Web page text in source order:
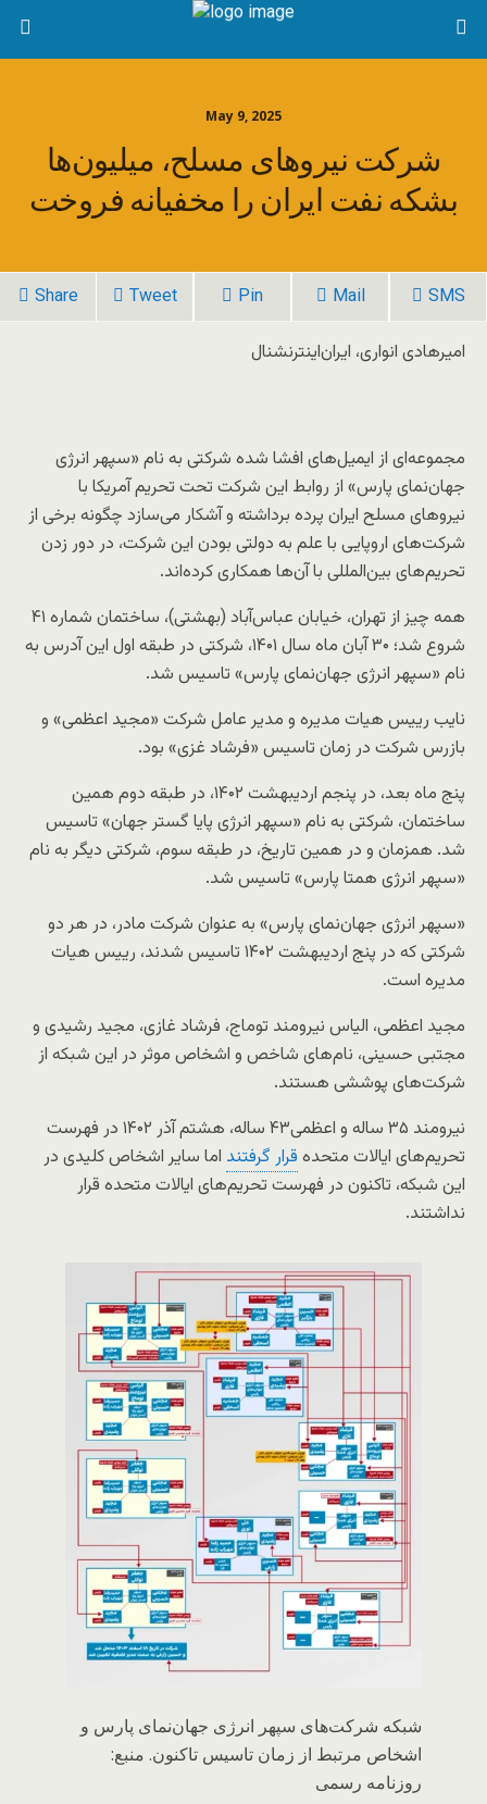
May 9, 2025
شرکت نیروهای مسلح، میلیون‌ها
بشکه نفت ایران را مخفیانه فروخت
Share Tweet Pin Mail SMS
امیرهادی انواری، ایران‌اینترنشنال
مجموعه‌ای از ایمیل‌های افشا شده شرکتی به نام «سپهر انرژی
جهان‌نمای پارس» از روابط این شرکت تحت تحریم آمریکا با
نیروهای مسلح ایران پرده برداشته و آشکار می‌سازد چگونه برخی از
شرکت‌های اروپایی با علم به دولتی بودن این شرکت‌، در دور زدن
تحریم‌های بین‌المللی با آن‌ها همکاری کرده‌اند.
همه چیز از تهران، خیابان عباس‌آباد (بهشتی)، ساختمان شماره ۴۱
شروع شد؛ ۳۰ آبان ماه سال ۱۴۰۱، شرکتی در طبقه اول این آدرس به
نام «سپهر انرژی جهان‌نمای پارس» تاسیس شد.
نایب رییس هیات مدیره و مدیر عامل شرکت «مجید اعظمی» و
بازرس شرکت در زمان تاسیس «فرشاد غزی» بود.
پنج ماه بعد، در پنجم اردیبهشت ۱۴۰۲، در طبقه دوم همین
ساختمان، شرکتی به نام «سپهر انرژی پایا گستر جهان» تاسیس
شد. همزمان و در همین تاریخ، در طبقه سوم، شرکتی دیگر به نام
«سپهر انرژی همتا پارس» تاسیس شد.
«سپهر انرژی جهان‌نمای پارس» به عنوان شرکت مادر، در هر دو
شرکتی که در پنج اردیبهشت ۱۴۰۲ تاسیس شدند، رییس هیات
مدیره است.
مجید اعظمی، الیاس نیرومند توماج، فرشاد غازی، مجید رشیدی و
مجتبی حسینی، نام‌های شاخص و اشخاص موثر در این شبکه از
شرکت‌های پوششی هستند.
نیرومند ۳۵ ساله و اعظمی۴۳ ساله، هشتم آذر ۱۴۰۲ در فهرست
تحریم‌های ایالات متحده قرار گرفتند اما سایر اشخاص کلیدی در
این شبکه، تاکنون در فهرست تحریم‌های ایالات متحده قرار
نداشتند.
شبکه شرکت‌های سپهر انرژی جهان‌نمای پارس و
اشخاص مرتبط از زمان تاسیس تاکنون. منبع:
روزنامه رسمی